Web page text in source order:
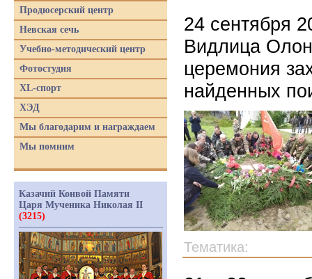
24 сентября
Видлица
церемония
найденных
Тематика:
Продюсерский центр
Невская сечь
Учебно-методический центр
Фотостудия
XL-спорт
ХЭД
Мы благодарим и награждаем
Мы помним
Казачий Конвой Памяти
Царя Мученика Николая II
(3215)